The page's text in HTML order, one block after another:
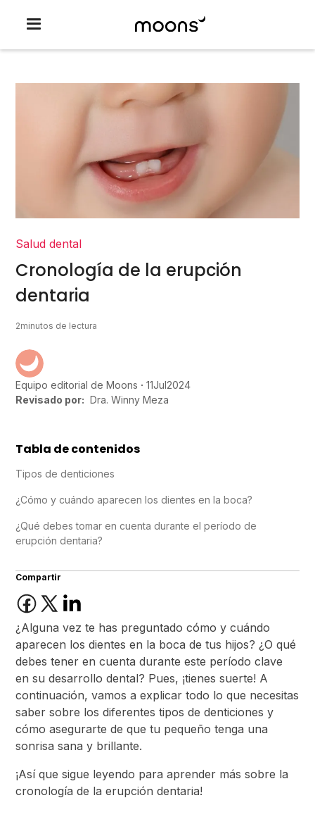
Salud dental
Cronología de la erupción
dentaria
2minutos de lectura
Equipo editorial de Moons 11Jul2024
Revisado por: Dra. Winny Meza
Tabla de contenidos
Tipos de denticiones
¿Cómo y cuándo aparecen los dientes en la boca?
¿Qué debes tomar en cuenta durante el período de
erupción dentaria?
Compartir
¿Alguna vez te has preguntado cómo y cuándo
aparecen los dientes en la boca de tus hijos? ¿O qué
debes tener en cuenta durante este período clave
en su desarrollo dental? Pues, ¡tienes suerte! A
continuación, vamos a explicar todo lo que necesitas
saber sobre los diferentes tipos de denticiones y
cómo asegurarte de que tu pequeño tenga una
sonrisa sana y brillante.
¡Así que sigue leyendo para aprender más sobre la
cronología de la erupción dentaria!